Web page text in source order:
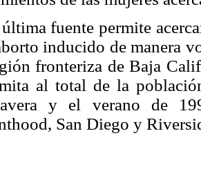
fuente permite
inducido de manera
fronteriza de Baja
al total de la
y el verano de
San Diego y